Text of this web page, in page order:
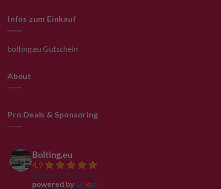
Infos zum Einkauf
bolting.eu Gutschein
About
Pro Deals & Sponsoring
Bolting.eu
4.9
Based on 94 reviews
powered by G ogl